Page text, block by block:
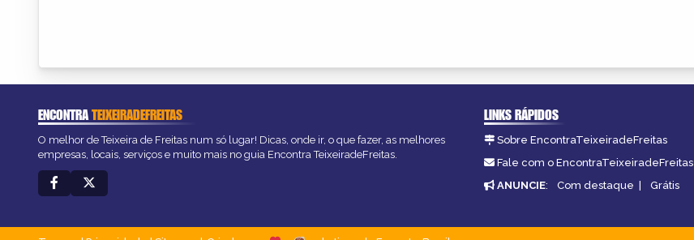
ENCONTRATEIXEIRADEFREITAS
O melhor de Teixeira de Freitas num só lugar! Dicas, onde ir, o que fazer, as melhores
empresas, locais, serviços e muito mais no guia Encontra TeixeiradeFreitas.
LINKS RÁPIDOS
Sobre EncontraTeixeiradeFreitas
Fale com o EncontraTeixeiradeFreitas
ANUNCIE: Com destaque | Grátis